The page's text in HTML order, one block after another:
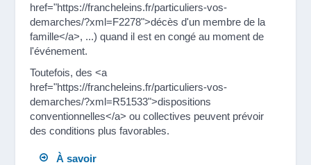
href="https://francheleins.fr/particuliers-vos-
demarches/?xml=F2278">décès d'un membre de la
famille</a>, ...) quand il est en congé au moment de
l'événement.
Toutefois, des <a
href="https://francheleins.fr/particuliers-vos-
demarches/?xml=R51533">dispositions
conventionnelles</a> ou collectives peuvent prévoir
des conditions plus favorables.
À savoir